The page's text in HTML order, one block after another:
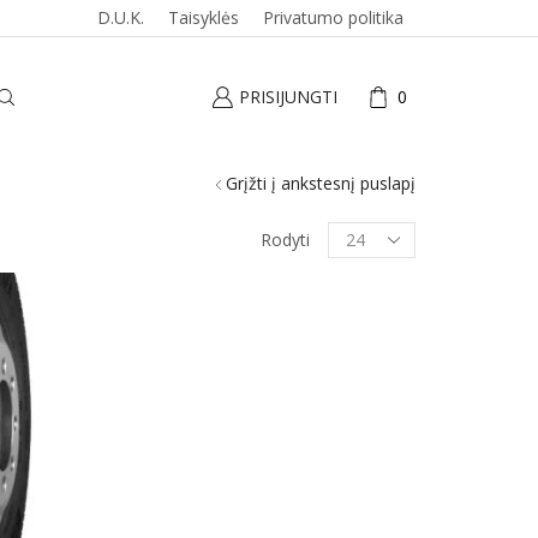
D.U.K. Taisyklės Privatumo politika
PRISIJUNGTI 0
Grįžti į ankstesnį puslapį
Rodyti
Produktai
puslapyje